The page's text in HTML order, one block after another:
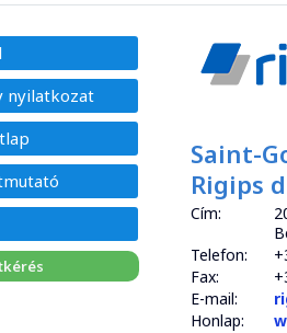
nyilatkozat
Saint-
Rigips
Cím:
Telefon:
Fax:
E-mail:
Honlap: